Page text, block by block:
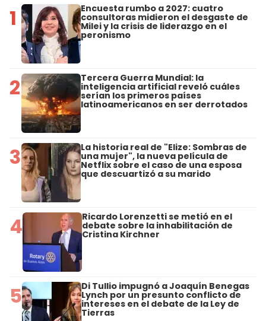
1 Encuesta rumbo a 2027: cuatro
consultoras midieron el desgaste de
Milei y la crisis de liderazgo en el
peronismo
2 Tercera Guerra Mundial: la
inteligencia artificial reveló cuáles
serían los primeros países
latinoamericanos en ser derrotados
3 La historia real de "Elize: Sombras de
una mujer", la nueva película de
Netflix sobre el caso de una esposa
que descuartizó a su marido
4 Ricardo Lorenzetti se metió en el
debate sobre la inhabilitación de
Cristina Kirchner
5 Di Tullio impugnó a Joaquín Benegas
Lynch por un presunto conflicto de
intereses en el debate de la Ley de
Tierras